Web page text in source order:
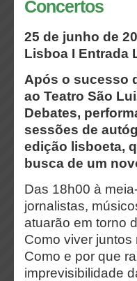
Concertos
25 de junho de
Lisboa I Entrada
Após o sucesso
ao Teatro São
Debates,
sessões de
edição lisboeta,
busca de um
Das 18h00 à
jornalistas,
atuarão em torno
Como viver
Como e por que
imprevisibilidade